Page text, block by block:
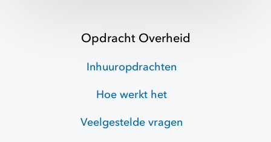
Opdracht Overheid
Inhuuropdrachten
Hoe werkt het
Veelgestelde vragen